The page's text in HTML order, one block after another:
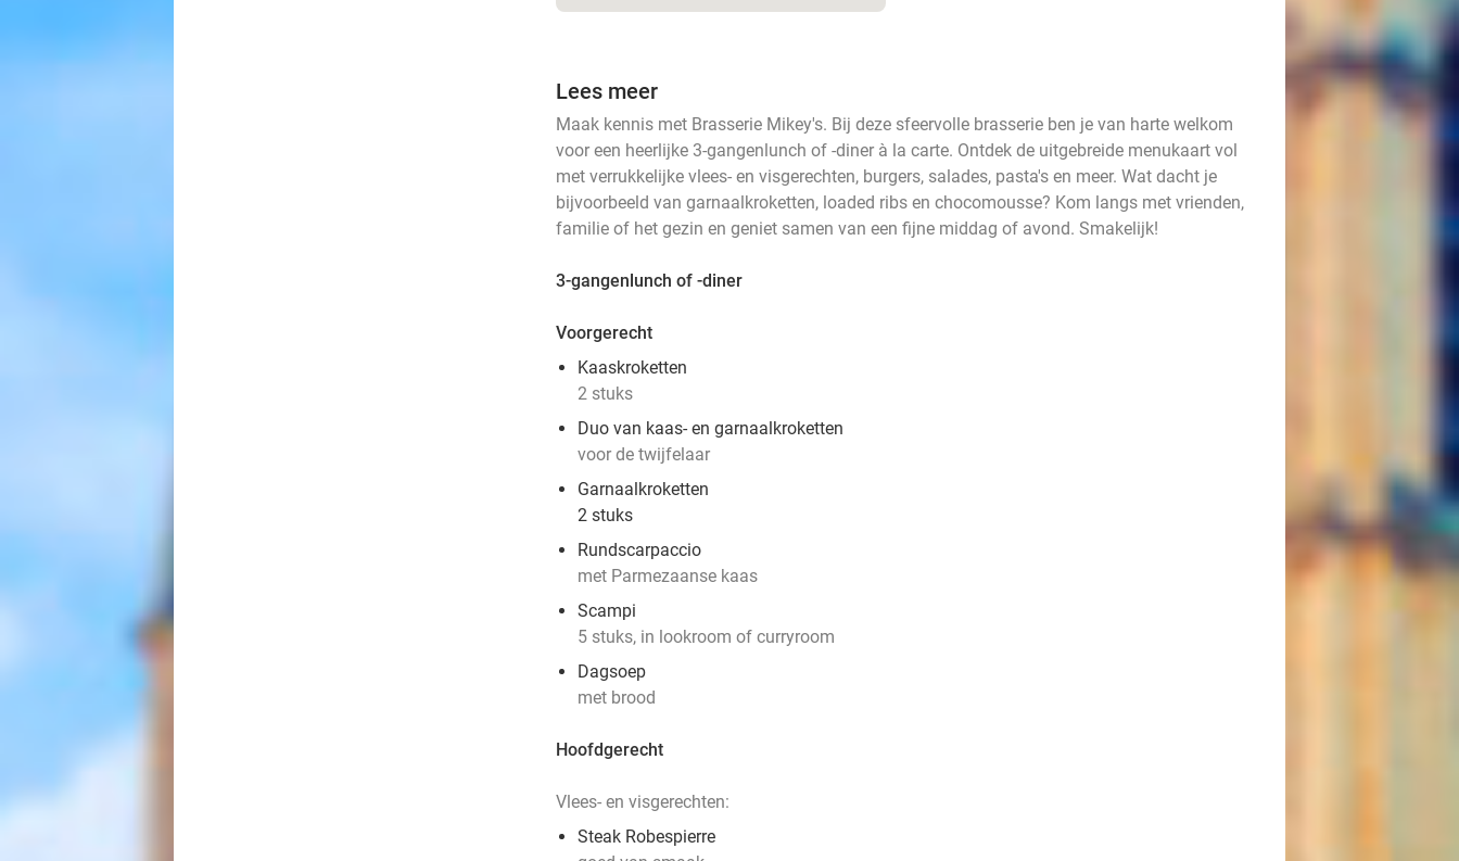
Lees meer
Maak kennis met Brasserie Mikey's. Bij deze sfeervolle brasserie ben je van harte welkom
voor een heerlijke 3-gangenlunch of -diner à la carte. Ontdek de uitgebreide menukaart vol
met verrukkelijke vlees- en visgerechten, burgers, salades, pasta's en meer. Wat dacht je
bijvoorbeeld van garnaalkroketten, loaded ribs en chocomousse? Kom langs met vrienden,
familie of het gezin en geniet samen van een fijne middag of avond. Smakelijk!
3-gangenlunch of -diner
Voorgerecht
Kaaskroketten
2 stuks
Duo van kaas- en garnaalkroketten
voor de twijfelaar
Garnaalkroketten
2 stuks
Rundscarpaccio
met Parmezaanse kaas
Scampi
5 stuks, in lookroom of curryroom
Dagsoep
met brood
Hoofdgerecht
Vlees- en visgerechten:
Steak Robespierre